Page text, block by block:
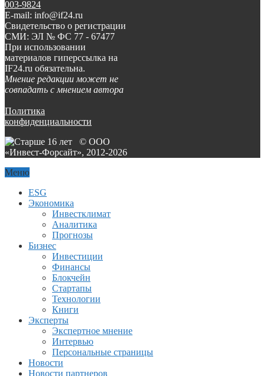
003-9824
E-mail: info@if24.ru
Свидетельство о регистрации
СМИ: ЭЛ № ФС 77 - 67477
При использовании
материалов гиперссылка на
IF24.ru обязательна.
Мнение редакции может не
совпадать с мнением автора
Политика
конфиденциальности
© ООО
«Инвест-Форсайт», 2012-2026
Меню
ESG
Экономика
Инвестклимат
Аналитика
Прогнозы
Бизнес
Инвестиции
Финансы
Блокчейн
Стартапы
Технологии
Книги
Эксперты
Экспертное мнение
Интервью
Персональные страницы
Новости
Новости партнеров